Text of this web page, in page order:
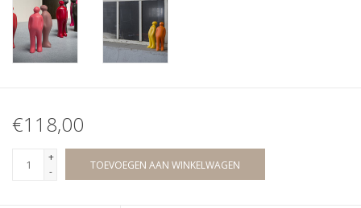
€118,00
+
-
TOEVOEGEN AAN WINKELWAGEN